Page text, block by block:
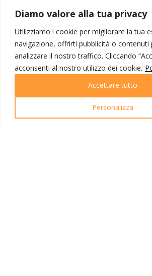
Diamo valore alla tua privacy
Utilizziamo i cookie per migliorare la tua
navigazione, offrirti pubblicità o contenuti
analizzare il nostro traffico. Cliccando
acconsenti al nostro utilizzo dei cookie.
Personalizza
Accettare tutto
Contatti
I NOSTRI PRODOTTI
Destinazioni
Partenze
Emozioni di viaggio
Newsletter
Tutti i viaggi
Ricerca Viaggi